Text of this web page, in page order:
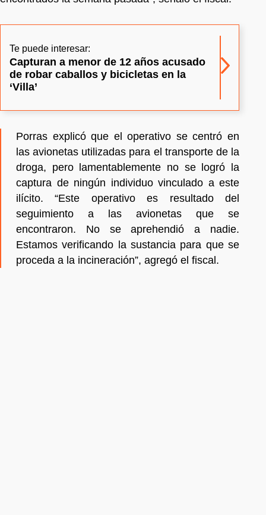
Te puede interesar:
Capturan a menor de 12 años acusado
de robar caballos y bicicletas en la
‘Villa’
Porras explicó que el operativo se centró en
las avionetas utilizadas para el transporte de la
droga, pero lamentablemente no se logró la
captura de ningún individuo vinculado a este
ilícito. “Este operativo es resultado del
seguimiento a las avionetas que se
encontraron. No se aprehendió a nadie.
Estamos verificando la sustancia para que se
proceda a la incineración”, agregó el fiscal.